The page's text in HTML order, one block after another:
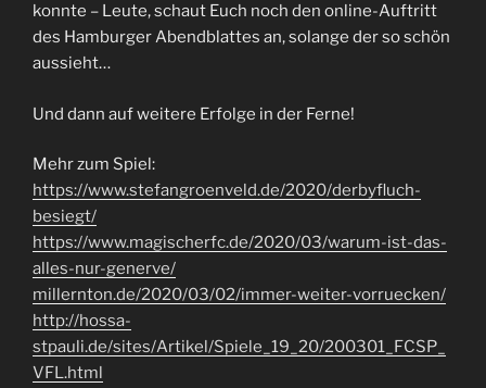
konnte – Leute, schaut Euch noch den online-Auftritt
des Hamburger Abendblattes an, solange der so schön
aussieht…
Und dann auf weitere Erfolge in der Ferne!
Mehr zum Spiel:
https://www.stefangroenveld.de/2020/derbyfluch-
besiegt/
https://www.magischerfc.de/2020/03/warum-ist-das-
alles-nur-generve/
millernton.de/2020/03/02/immer-weiter-vorruecken/
http://hossa-
stpauli.de/sites/Artikel/Spiele_19_20/200301_FCSP_
VFL.html